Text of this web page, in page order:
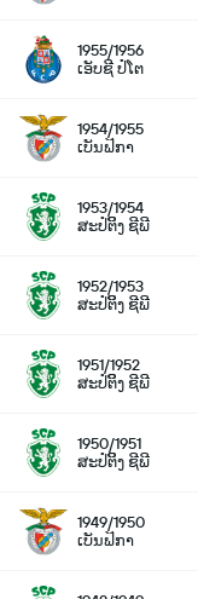
1955/1956
ເອັບຊີ ປໍໂຕ
1954/1955
ເບັນຟິກາ
1953/1954
ສະປໍຕິິງ ຊີພີ
1952/1953
ສະປໍຕິິງ ຊີພີ
1951/1952
ສະປໍຕິິງ ຊີພີ
1950/1951
ສະປໍຕິິງ ຊີພີ
1949/1950
ເບັນຟິກາ